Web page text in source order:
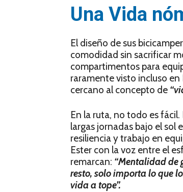
Una Vida
El diseño de sus
comodidad sin sacrificar
compartimentos para
raramente visto incluso
cercano al concepto de
En la ruta, no todo es
largas jornadas bajo el sol
resiliencia y trabajo en
Ester con la voz entre el
remarcan: “Mentalidad de
resto, solo importa lo que
vida a tope”.